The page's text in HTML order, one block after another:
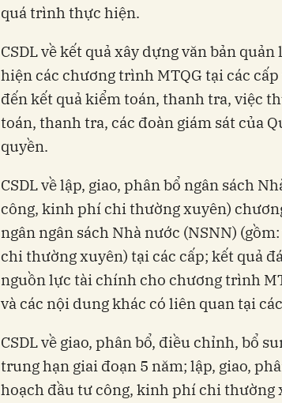
quá trình thực hiện.
CSDL về kết quả xây dựng văn bản
hiện các chương trình MTQG tại các
đến kết quả kiểm toán, thanh tra, việc
toán, thanh tra, các đoàn giám sát của
quyền.
CSDL về lập, giao, phân bổ ngân sách
công, kinh phí chi thường xuyên)
ngân ngân sách Nhà nước (NSNN)
chi thường xuyên) tại các cấp; kết quả
nguồn lực tài chính cho chương trình
và các nội dung khác có liên quan tại
CSDL về giao, phân bổ, điều chỉnh, bổ
trung hạn giai đoạn 5 năm; lập, giao,
hoạch đầu tư công, kinh phí chi thường